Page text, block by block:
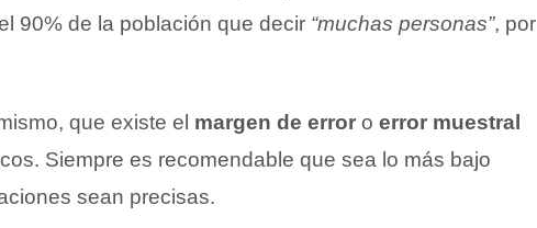
90% de la población que decir “muchas personas”, por
que existe el margen de error o error muestral
Siempre es recomendable que sea lo más bajo
sean precisas.